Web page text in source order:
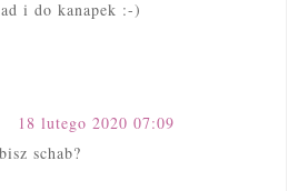
i do kanapek :-)
18 lutego 2020 07:09
schab?